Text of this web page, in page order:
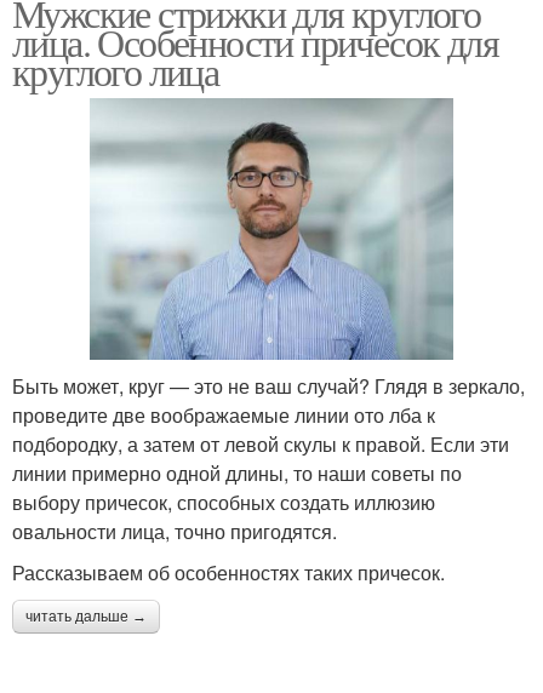
Мужские стрижки для круглого
лица. Особенности причесок для
круглого лица
Быть может, круг — это не ваш случай? Глядя в зеркало,
проведите две воображаемые линии ото лба к
подбородку, а затем от левой скулы к правой. Если эти
линии примерно одной длины, то наши советы по
выбору причесок, способных создать иллюзию
овальности лица, точно пригодятся.
Рассказываем об особенностях таких причесок.
читать дальше →